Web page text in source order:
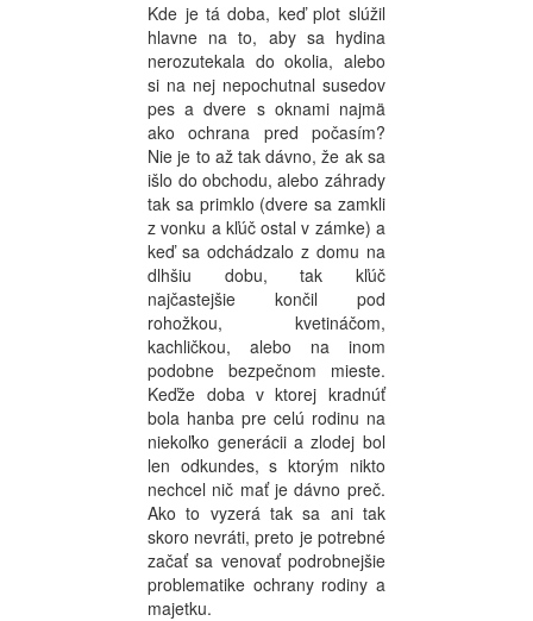
Kde je tá doba, keď plot slúžil
hlavne na to, aby sa hydina
nerozutekala do okolia, alebo
si na nej nepochutnal susedov
pes a dvere s oknami najmä
ako ochrana pred počasím?
Nie je to až tak dávno, že ak sa
išlo do obchodu, alebo záhrady
tak sa primklo (dvere sa zamkli
z vonku a kľúč ostal v zámke) a
keď sa odchádzalo z domu na
dlhšiu dobu, tak kľúč
najčastejšie končil pod
rohožkou, kvetináčom,
kachličkou, alebo na inom
podobne bezpečnom mieste.
Keďže doba v ktorej kradnúť
bola hanba pre celú rodinu na
niekoľko generácii a zlodej bol
len odkundes, s ktorým nikto
nechcel nič mať je dávno preč.
Ako to vyzerá tak sa ani tak
skoro nevráti, preto je potrebné
začať sa venovať podrobnejšie
problematike ochrany rodiny a
majetku.